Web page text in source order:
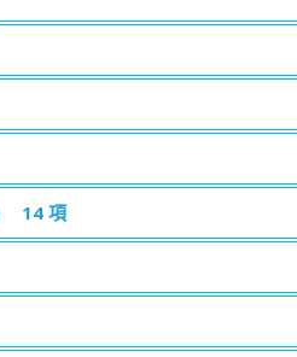
14 項